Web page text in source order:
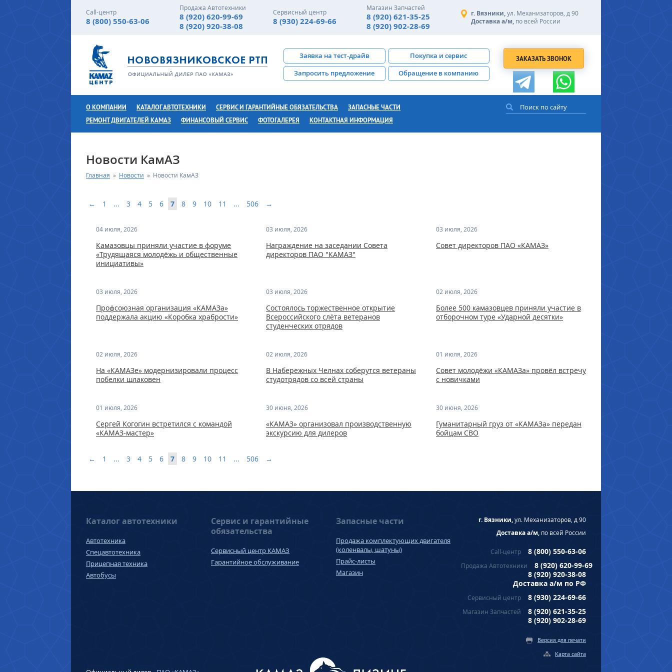
Call-центр
8 (800) 550-63-06
Продажа Автотехники
8 (920) 620-99-69
8 (920) 920-38-08
Сервисный центр
8 (930) 224-69-66
Магазин Запчастей
8 (920) 621-35-25
8 (920) 902-28-69
г. Вязники,ул. Механизаторов, д 90
Доставка а/м, по всей России
ЗАКАЗАТЬ ЗВОНОК
Заявка на тест-драйв
Покупка и сервис
Запросить предложение
Обращение в компанию
О КОМПАНИИ КАТАЛОГ АВТОТЕХНИКИ СЕРВИС И ГАРАНТИЙНЫЕ ОБЯЗАТЕЛЬСТВА
ЗАПАСНЫЕ ЧАСТИ
РЕМОНТ ДВИГАТЕЛЕЙ КАМАЗ
ФИНАНСОВЫЙ СЕРВИС ФОТОГАЛЕРЕЯ КОНТАКТНАЯ ИНФОРМАЦИЯ
Новости КамАЗ
Главная » Новости » Новости КамАЗ
← 1 ... 3 4 5 6 7 8 9 10 11 ... 506 →
04 июля, 2026
Камазовцы приняли участие в форуме
«Трудящаяся молодёжь и общественные
инициативы»
03 июля, 2026
Награждение на заседании Совета
директоров ПАО "КАМАЗ"
03 июля, 2026
Совет директоров ПАО «КАМАЗ»
03 июля, 2026
Профсоюзная организация «КАМАЗа»
поддержала акцию «Коробка храбрости»
03 июля, 2026
Состоялось торжественное открытие
Всероссийского слёта ветеранов
студенческих отрядов
02 июля, 2026
Более 500 камазовцев приняли участие в
отборочном туре «Ударной десятки»
02 июля, 2026
На «КАМАЗе» модернизировали процесс
побелки шлаковен
02 июля, 2026
В Набережных Челнах соберутся ветераны
студотрядов со всей страны
01 июля, 2026
Совет молодёжи «КАМАЗа» провёл встречу
с новичками
01 июля, 2026
Сергей Когогин встретился с командой
«КАМАЗ-мастер»
30 июня, 2026
«КАМАЗ» организовал производственную
экскурсию для дилеров
30 июня, 2026
Гуманитарный груз от «КАМАЗа» передан
бойцам СВО
← 1 ... 3 4 5 6 7 8 9 10 11 ... 506 →
Каталог автотехники
Автотехника
Спецавтотехника
Прицепная техника
Автобусы
Сервис и гарантийные
обязательства
Сервисный центр КАМАЗ
Гарантийное обслуживание
Запасные части
Продажа комплектующих двигателя
(коленвалы, шатуны)
Прайс-листы
Магазин
г. Вязники,ул. Механизаторов, д 90
Доставка а/м, по всей России
Call-центр 8 (800) 550-63-06
Продажа Автотехники
8 (920) 620-99-69
8 (920) 920-38-08
Доставка а/м по РФ
Сервисный центр 8 (930) 224-69-66
Магазин Запчастей
8 (920) 621-35-25
8 (920) 902-28-69
Версия для печати
Карта сайта